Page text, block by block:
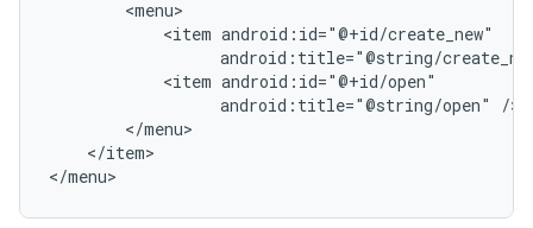
<item
android:title="@string/
<item
android:title="@string/open"
</item>
</menu>